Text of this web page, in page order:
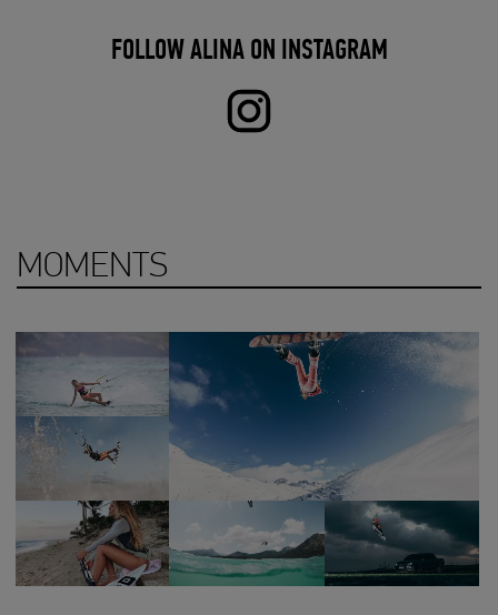
FOLLOW ALINA ON INSTAGRAM
MOMENTS